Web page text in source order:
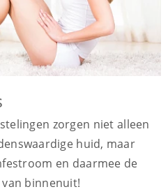
zorgen niet alleen
huid, maar
en daarmee de
binnenuit!